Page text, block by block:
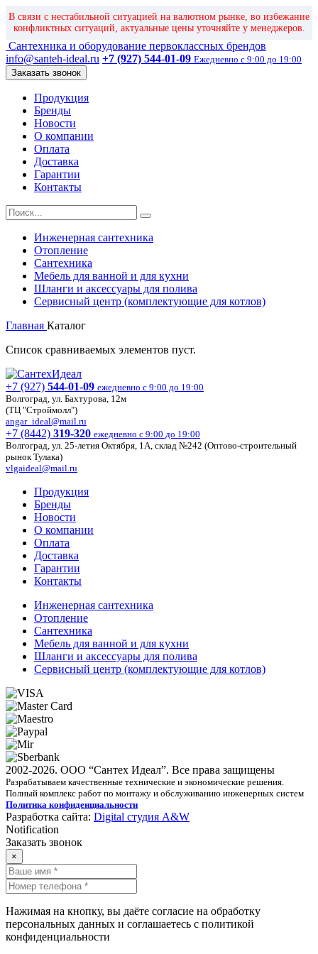
В связи с нестабильной ситуацией на валютном рынке, во избежание
конфликтных ситуаций, актуальные цены уточняйте у менеджеров.
Сантехника и оборудование первоклассных брендов
info@santeh-ideal.ru +7 (927) 544-01-09 Ежедневно с 9:00 до 19:00
Заказать звонок
Продукция
Бренды
Новости
О компании
Оплата
Доставка
Гарантии
Контакты
Инженерная сантехника
Отопление
Сантехника
Мебель для ванной и для кухни
Шланги и аксессуары для полива
Сервисный центр (комплектующие для котлов)
Главная Каталог
Список сравниваемых элементов пуст.
+7 (927) 544-01-09 ежедневно с 9:00 до 19:00
Волгоград, ул. Бахтурова, 12м
(ТЦ "Строймолл")
angar_ideal@mail.ru
+7 (8442) 319-320 ежедневно с 9:00 до 19:00
Волгоград, ул. 25-летия Октября, 1А, склад №242 (Оптово-строительный
рынок Тулака)
vlgaideal@mail.ru
Продукция
Бренды
Новости
О компании
Оплата
Доставка
Гарантии
Контакты
Инженерная сантехника
Отопление
Сантехника
Мебель для ванной и для кухни
Шланги и аксессуары для полива
Сервисный центр (комплектующие для котлов)
2002-2026. ООО “Сантех Идеал”. Все права защищены
Разрабатываем качественные технические и экономические решения.
Полный комплекс работ по монтажу и обслуживанию инженерных систем
Политика конфиденциальности
Разработка сайта: Digital студия A&W
Notification
Заказать звонок
×
Нажимая на кнопку, вы даёте согласие на обработку
персональных данных и соглашаетесь с политикой
конфиденциальности